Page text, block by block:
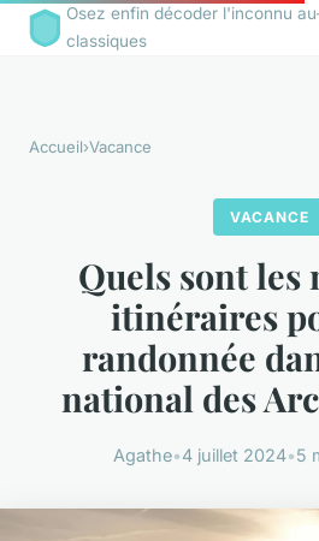
Osez enfin décoder l'inconnu
classiques
Accueil›Vacance
VACANCE
Quels sont
itinéraires
randonnée
national des
Agathe•4 juillet 2024•5